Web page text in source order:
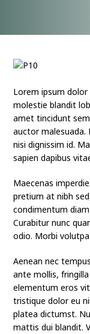
Lorem ipsum
molestie blandit
amet tincidunt
auctor malesuada.
nisi dignissim id.
sapien dapibus
Maecenas
pretium at nibh
condimentum
Curabitur nunc
odio. Morbi
Aenean nec
ante mollis,
elementum eros
tristique dolor eu
platea dictumst.
mattis dui blandit.